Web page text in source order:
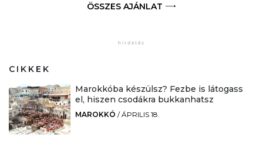
ÖSSZES AJÁNLAT
CIKKEK
Marokkóba készülsz? Fezbe is látogass
el, hiszen csodákra bukkanhatsz
MAROKKÓ /ÁPRILIS 18.